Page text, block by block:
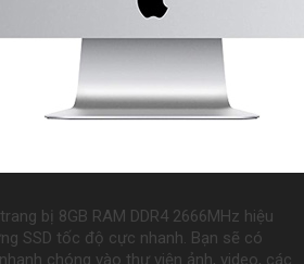
bị 8GB RAM DDR4 2666MHz hiệu
SSD tốc độ cực nhanh. Bạn sẽ có
chóng vào thư viện ảnh, video, các